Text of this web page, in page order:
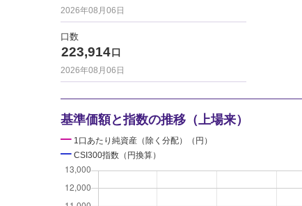
2026年08月06日
口数
223,914口
2026年08月06日
基準価額と指数の推移（上場来）
━ 1口あたり純資産（除く分配）（円）
━ CSI300指数（円換算）